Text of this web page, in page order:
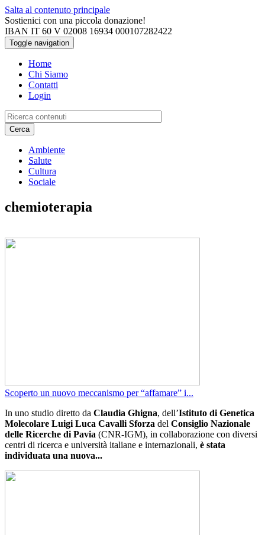
Salta al contenuto principale
Sostienici con una piccola donazione!
IBAN IT 60 V 02008 16934 000107282422
Toggle navigation
Home
Chi Siamo
Contatti
Login
Cerca
Ambiente
Salute
Cultura
Sociale
chemioterapia
Scoperto un nuovo meccanismo per “affamare” i...
In uno studio diretto da Claudia Ghigna, dell’Istituto di Genetica
Molecolare Luigi Luca Cavalli Sforza del Consiglio Nazionale
delle Ricerche di Pavia (CNR-IGM), in collaborazione con diversi
centri di ricerca e università italiane e internazionali, è stata
individuata una nuova...